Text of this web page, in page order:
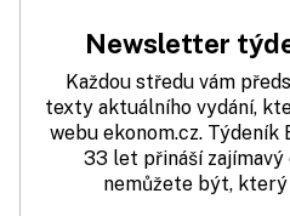
Newsletter
Každou středu vám
texty aktuálního vydání,
webu ekonom.cz. Týdeník
33 let přináší
nemůžete být, který